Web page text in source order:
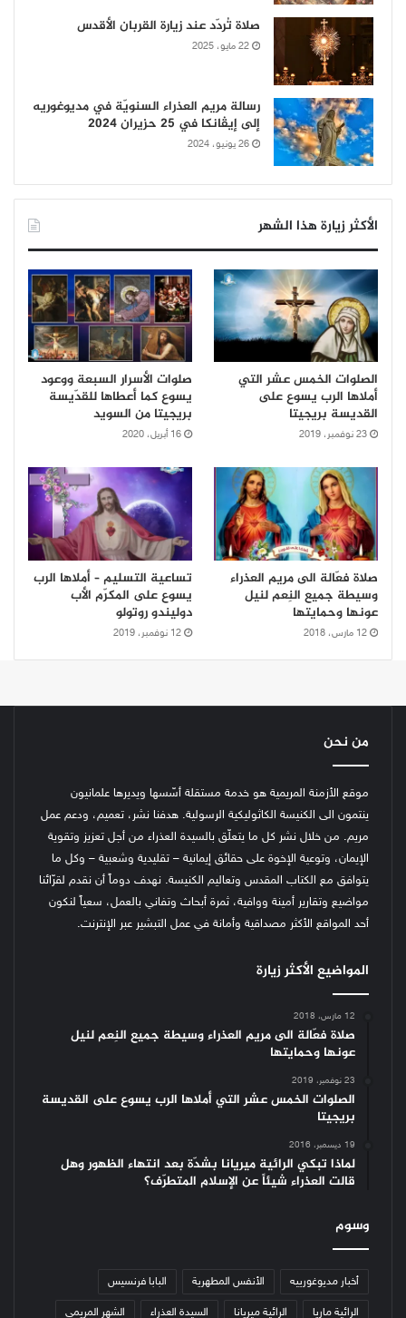
صلاة تُردّد عند زيارة القربان الأقدس
22 مايو، 2025
رسالة مريم العذراء السنويّة في مديوغوريه
إلى إيڤانكا في 25 حزيران 2024
26 يونيو، 2024
الأكثر زيارة هذا الشهر
الصلوات الخمس عشر التي
أملاها الرب يسوع على
القديسة بريجيتا
23 نوفمبر، 2019
صلوات الأسرار السبعة ووعود
يسوع كما أعطاها للقدّيسة
بريجيتا من السويد
16 أبريل، 2020
صلاة فعّالة الى مريم العذراء
وسيطة جميع النِعم لنيل
عونها وحمايتها
12 مارس، 2018
تساعية التسليم – أملاها الرب
يسوع على المكرّم الأب
دوليندو روتولو
12 نوفمبر، 2019
من نحن
موقع الأزمنة المريمية هو خدمة مستقلة أسّسها ويديرها علمانيون
ينتمون الى الكنيسة الكاثوليكية الرسولية. هدفنا نشر، تعميم، ودعم عمل
مريم. من خلال نشر كل ما يتعلّق بالسيدة العذراء من أجل تعزيز وتقوية
الإيمان، وتوعية الإخوة على حقائق إيمانية – تقليدية وشعبية – وكل ما
يتوافق مع الكتاب المقدس وتعاليم الكنيسة. نهدف دوماً أن نقدم لقرّائنا
مواضيع وتقارير أمينة ووافية، ثمرة أبحاث وتفاني بالعمل، سعياً لنكون
أحد المواقع الأكثر مصداقية وأمانة في عمل التبشير عبر الإنترنت.
المواضيع الأكثر زيارة
12 مارس، 2018
صلاة فعّالة الى مريم العذراء وسيطة جميع النِعم لنيل
عونها وحمايتها
23 نوفمبر، 2019
الصلوات الخمس عشر التي أملاها الرب يسوع على القديسة
بريجيتا
19 ديسمبر، 2016
لماذا تبكي الرائية ميريانا بشدّة بعد انتهاء الظهور وهل
قالت العذراء شيئاً عن الإسلام المتطرّف؟
وسوم
أخبار مديوغورييه الأنفس المطهرية البابا فرنسيس
الرائية ماريا الرائية ميريانا السيدة العذراء الشهر المريمي